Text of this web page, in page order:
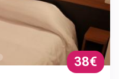
38€